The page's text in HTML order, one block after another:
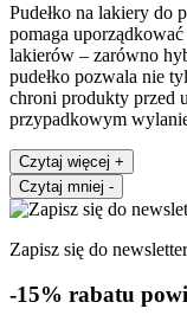
Pudełko na lakiery do
pomaga
lakierów – zarówno
pudełko pozwala nie
chroni produkty przed
przypadkowym
Czytaj więcej +
Czytaj mniej -
Zapisz się do
-15% rabatu